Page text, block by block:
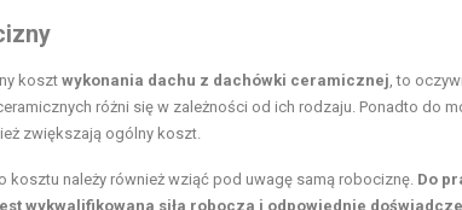
koszt wykonania dachu z dachówki ceramicznej, to
różni się w zależności od ich rodzaju. Ponadto do
zwiększają ogólny koszt.
kosztu należy również wziąć pod uwagę samą robociznę. Do
wykwalifikowana siła robocza i odpowiednie